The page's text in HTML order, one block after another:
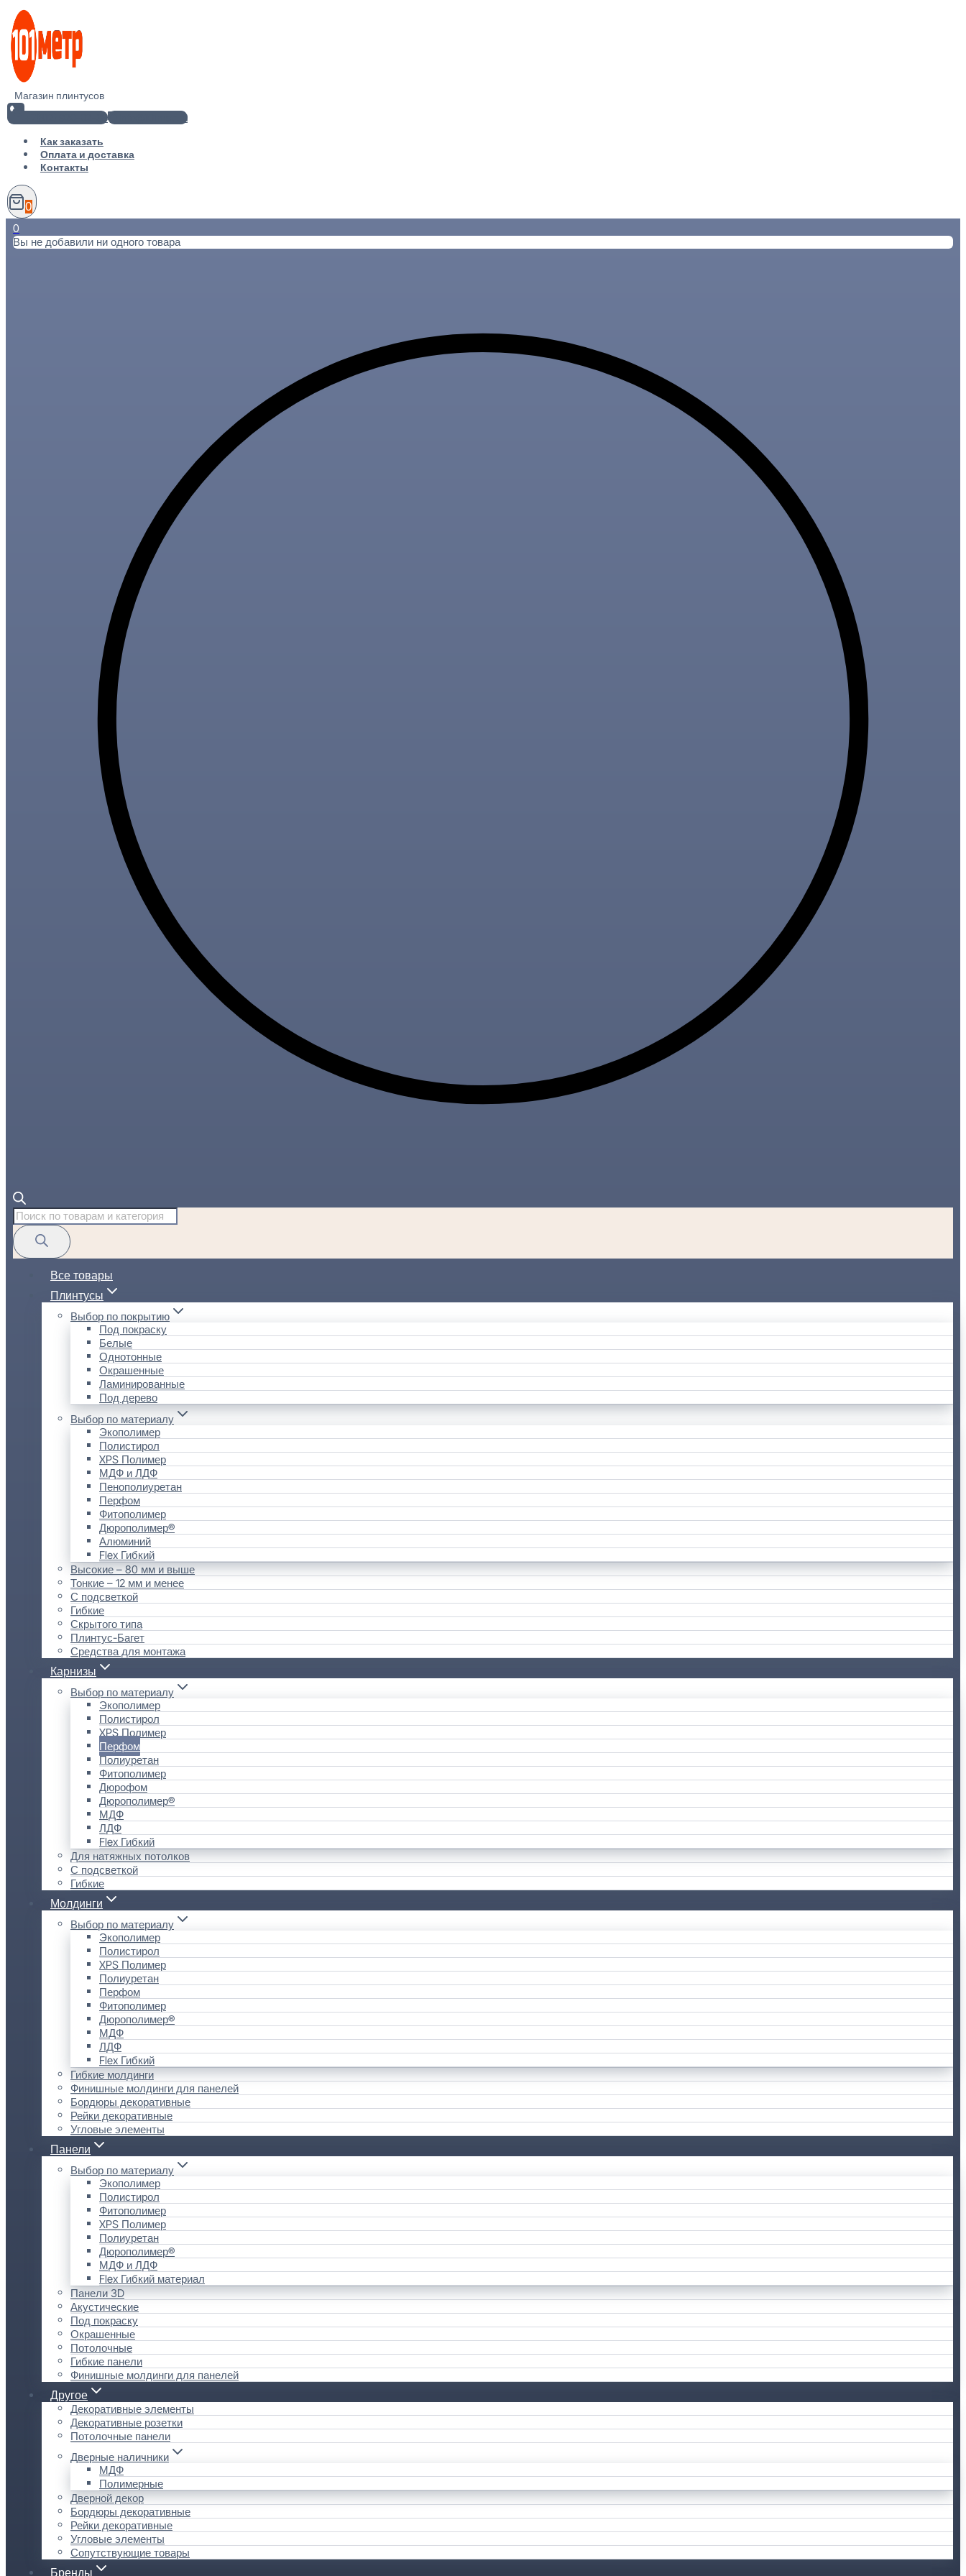
Перейти
содержимому
Магазин плинтусов
+7(812) 920-02-38
info@101metr.ru
Как заказать
Оплата и доставка
Контакты
0
0
Вы не добавили ни одного товара
Поиск
товаров
Все товары
Плинтусы
Выбор по покрытию
Под покраску
Белые
Однотонные
Окрашенные
Ламинированные
Под дерево
Выбор по материалу
Экополимер
Полистирол
XPS Полимер
МДФ и ЛДФ
Пенополиуретан
Перфом
Фитополимер
Дюрополимер®
Алюминий
Flex Гибкий
Высокие – 80 мм и выше
Тонкие – 12 мм и менее
С подсветкой
Гибкие
Скрытого типа
Плинтус-Багет
Средства для монтажа
Карнизы
Выбор по материалу
Экополимер
Полистирол
XPS Полимер
Перфом
Полиуретан
Фитополимер
Дюрофом
Дюрополимер®
МДФ
ЛДФ
Flex Гибкий
Для натяжных потолков
С подсветкой
Гибкие
Молдинги
Выбор по материалу
Экополимер
Полистирол
XPS Полимер
Полиуретан
Перфом
Фитополимер
Дюрополимер®
МДФ
ЛДФ
Flex Гибкий
Гибкие молдинги
Финишные молдинги для панелей
Бордюры декоративные
Рейки декоративные
Угловые элементы
Панели
Выбор по материалу
Экополимер
Полистирол
Фитополимер
XPS Полимер
Полиуретан
Дюрополимер®
МДФ и ЛДФ
Flex Гибкий материал
Панели 3D
Акустические
Под покраску
Окрашенные
Потолочные
Гибкие панели
Финишные молдинги для панелей
Другое
Декоративные элементы
Декоративные розетки
Потолочные панели
Дверные наличники
МДФ
Полимерные
Дверной декор
Бордюры декоративные
Рейки декоративные
Угловые элементы
Сопутствующие товары
Бренды